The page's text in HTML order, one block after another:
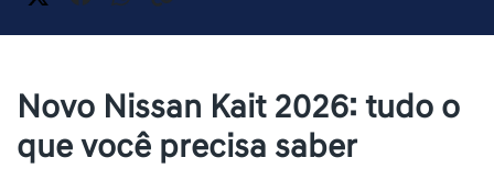
Novo Nissan Kait 2026: tudo o
que você precisa saber